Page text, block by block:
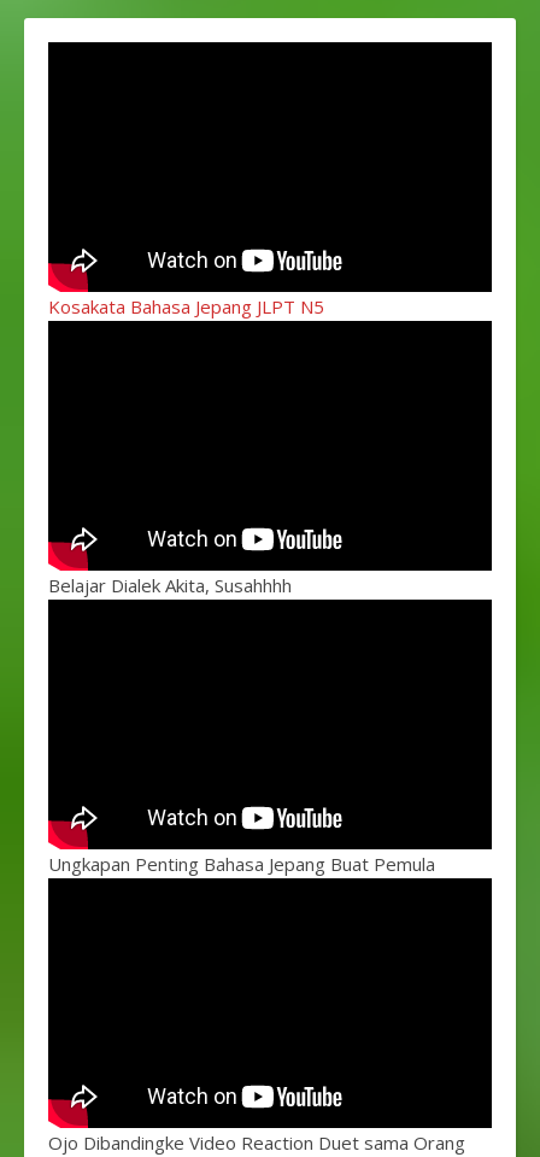
Kosakata Bahasa Jepang JLPT N5
Belajar Dialek Akita, Susahhhh
Ungkapan Penting Bahasa Jepang Buat Pemula
Ojo Dibandingke Video Reaction Duet sama Orang